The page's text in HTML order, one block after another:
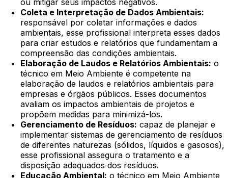
ou mitigar seus impactos negativos.
Coleta e Interpretação de Dados Ambientais:
responsável por coletar informações e dados
ambientais, esse profissional interpreta esses dados
para criar estudos e relatórios que fundamentam a
compreensão das condições ambientais.
Elaboração de Laudos e Relatórios Ambientais: o
técnico em Meio Ambiente é competente na
elaboração de laudos e relatórios ambientais para
empresas e órgãos públicos. Esses documentos
avaliam os impactos ambientais de projetos e
propõem medidas para minimizá-los.
Gerenciamento de Resíduos: capaz de planejar e
implementar sistemas de gerenciamento de resíduos
de diferentes naturezas (sólidos, líquidos e gasosos),
esse profissional assegura o tratamento e a
disposição adequados dos resíduos.
Educação Ambiental: o técnico em Meio Ambiente